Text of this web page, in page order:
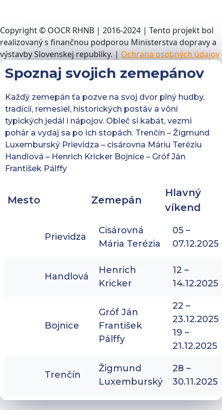
Copyright © OOCR RHNB | 2016-2024 | Tento projekt bol
realizovaný s finančnou podporou Ministerstva dopravy a
výstavby Slovenskej republiky. | Ochrana osobných údajov
Spoznaj svojich zemepánov
Každý zemepán ťa pozve na svoj dvor plný hudby,
tradícií, remesiel, historických postáv a vôní
typických jedál i nápojov. Obleč si kabát, vezmi
pohár a vydaj sa po ich stopách. Trenčín – Žigmund
Luxemburský Prievidza – cisárovna Máriu Teréziu
Handlová – Henrich Kricker Bojnice – Gróf Ján
František Pálffy
Mesto Zemepán
Hlavný
víkend
Prievidza
Cisárovná
Mária Terézia
05 –
07.12.2025
Handlová
Henrich
Kricker
12 –
14.12.2025
Bojnice
Gróf Ján
František
Pálffy
22 –
23.12.2025
19 –
21.12.2025
Trenčín
Žigmund
Luxemburský
28 –
30.11.2025